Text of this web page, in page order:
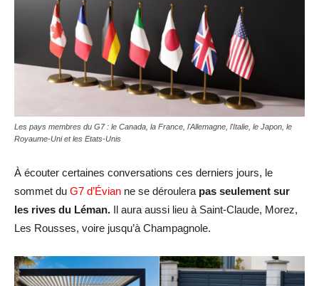
Les pays membres du G7 : le Canada, la France, l'Allemagne, l'Italie, le Japon, le
Royaume-Uni et les Etats-Unis
À écouter certaines conversations ces derniers jours, le
sommet du G7 d’Évian ne se déroulera pas seulement sur
les rives du Léman. Il aura aussi lieu à Saint-Claude, Morez,
Les Rousses, voire jusqu’à Champagnole.